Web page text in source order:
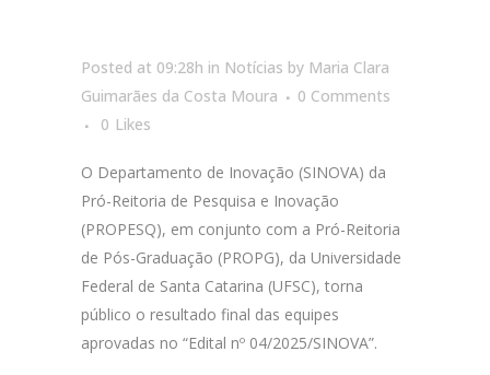
Posted at 09:28h in Notícias by Maria Clara
Guimarães da Costa Moura
0 Comments
0 Likes
O Departamento de Inovação (SINOVA) da
Pró-Reitoria de Pesquisa e Inovação
(PROPESQ), em conjunto com a Pró-Reitoria
de Pós-Graduação (PROPG), da Universidade
Federal de Santa Catarina (UFSC), torna
público o resultado final das equipes
aprovadas no “Edital nº 04/2025/SINOVA”.